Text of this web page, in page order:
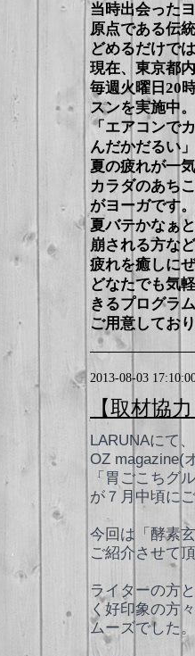
当時出会った
原点である伝
どめるだけで
現在、東京都
毎週火曜日20
スンを実施中。
「エアコンで
んだかだるい
夏の疲れが一
カラダのあち
がヨーガです。
夏バテかなぁ
崩される方な
疲れを癒しに
どなたでも気
きるプログラ
ご用意してお
2013-08-03
【取材協
LARUNAにて、
OZ magazine(
「胃ごこちグ
が７月中頃に
今回は「酵素
ご紹介させて
ライターの方
く好印象の方
ムーズでした。